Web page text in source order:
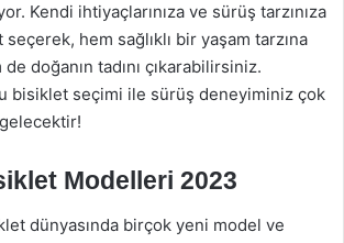
Kendi ihtiyaçlarınıza ve sürüş tarzınıza
hem sağlıklı bir yaşam tarzına
doğanın tadını çıkarabilirsiniz.
bisiklet seçimi ile sürüş deneyiminiz çok
Modelleri 2023
dünyasında birçok yeni model ve